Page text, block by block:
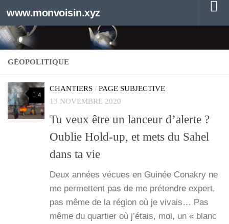
Au dessous du contenu
www.monvoisin.xyz
GÉOPOLITIQUE
4
CHANTIERS / PAGE SUBJECTIVE
13 NOVEMBRE 2020
Tu veux être un lanceur d’alerte ?
Oublie Hold-up, et mets du Sahel
dans ta vie
Deux années vécues en Gui­née Cona­kry ne
me per­mettent pas de me pré­tendre expert,
pas même de la région où je vivais… Pas
même du quar­tier où j’étais, moi, un « blanc